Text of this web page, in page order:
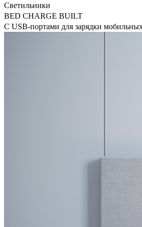
Светильники
BED CHARGE BUILT
С USB-портами для зарядки